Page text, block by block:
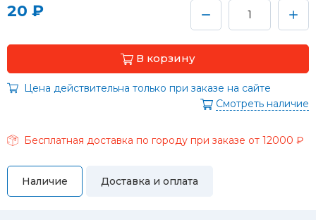
20 ₽
В корзину
Смотреть наличие
Бесплатная доставка по городу при заказе от 12000 ₽
Цена действительна только при заказе на сайте
Наличие Доставка и оплата